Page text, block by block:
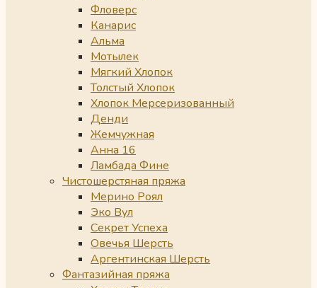
Фловерс
Канарис
Альма
Мотылек
Мягкий Хлопок
Толстый Хлопок
Хлопок Мерсеризованный
Денди
Жемчужная
Анна 16
Ламбада Фине
Чистошерстяная пряжа
Мерино Роял
Эко Вул
Секрет Успеха
Овечья Шерсть
Аргентинская Шерсть
Фантазийная пряжа